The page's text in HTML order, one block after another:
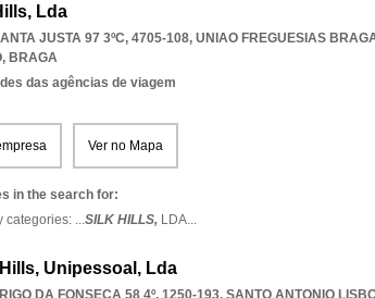
Lda
JUSTA 97 3ºC, 4705-108, UNIAO FREGUESIAS
, BRAGA
das agências de viagem
Ver no Mapa
in the search for:
categories: ...SILK HILLS, LDA...
Unipessoal, Lda
DA FONSECA 58 4º, 1250-193, SANTO ANTONIO